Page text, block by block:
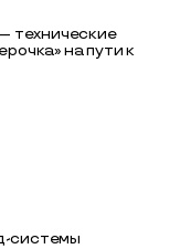
технические
на пути к
системы